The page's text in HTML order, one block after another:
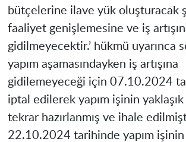
bütçelerine ilave yük oluşturacak
faaliyet genişlemesine ve iş
gidilmeyecektir.’ hükmü uyarınca
yapım aşamasındayken iş artışına
gidilemeyeceği için 07.10.2024
iptal edilerek yapım işinin
tekrar hazırlanmış ve ihale
22.10.2024 tarihinde yapım